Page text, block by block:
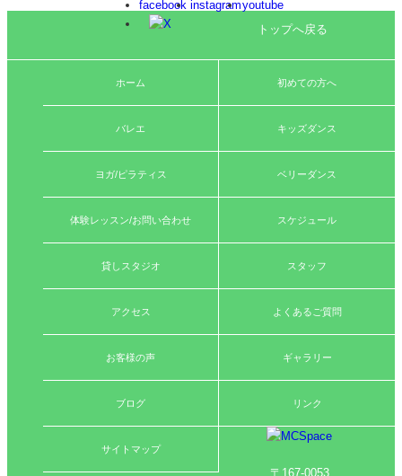
トップへ戻る
ホーム 初めての方へ
バレエ キッズダンス
ヨガ/ピラティス ベリーダンス
体験レッスン/お問い合わせ スケジュール
貸しスタジオ スタッフ
アクセス よくあるご質問
お客様の声 ギャラリー
ブログ リンク
サイトマップ
〒167-0053